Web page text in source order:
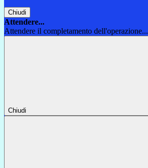
Chiudi
Attendere...
Attendere il completamento dell'operazione...
Chiudi